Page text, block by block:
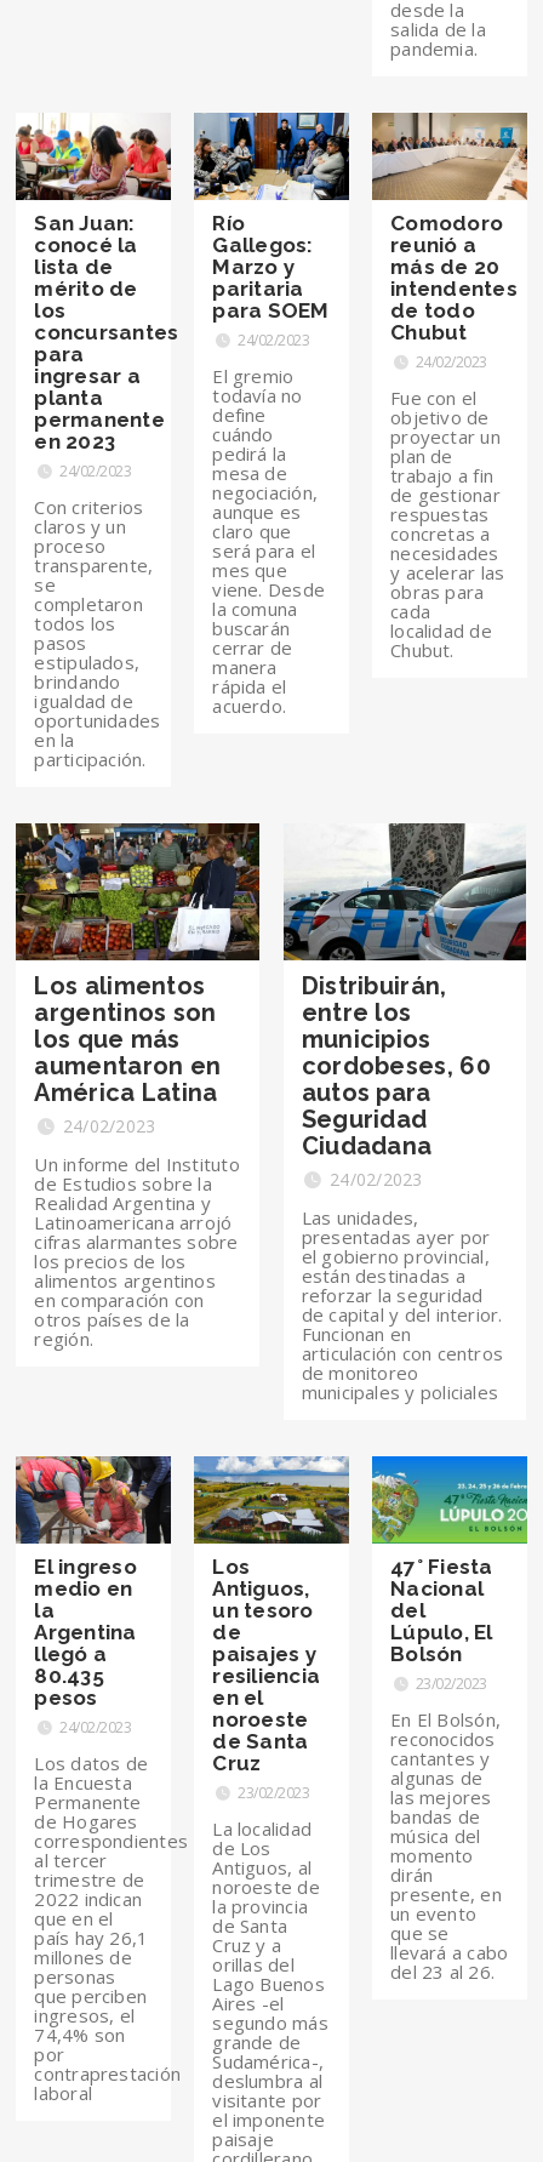
desde la
salida de la
pandemia.
San Juan:
conocé la
lista de
mérito de
los
concursantes
para
ingresar a
planta
permanente
en 2023
24/02/2023
Con criterios
claros y un
proceso
transparente,
se
completaron
todos los
pasos
estipulados,
brindando
igualdad de
oportunidades
en la
participación.
Río
Gallegos:
Marzo y
paritaria
para SOEM
24/02/2023
El gremio
todavía no
define
cuándo
pedirá la
mesa de
negociación,
aunque es
claro que
será para el
mes que
viene. Desde
la comuna
buscarán
cerrar de
manera
rápida el
acuerdo.
Comodoro
reunió a
más de 20
intendentes
de todo
Chubut
24/02/2023
Fue con el
objetivo de
proyectar un
plan de
trabajo a fin
de gestionar
respuestas
concretas a
necesidades
y acelerar las
obras para
cada
localidad de
Chubut.
Los alimentos
argentinos son
los que más
aumentaron en
América Latina
24/02/2023
Un informe del Instituto
de Estudios sobre la
Realidad Argentina y
Latinoamericana arrojó
cifras alarmantes sobre
los precios de los
alimentos argentinos
en comparación con
otros países de la
región.
Distribuirán,
entre los
municipios
cordobeses, 60
autos para
Seguridad
Ciudadana
24/02/2023
Las unidades,
presentadas ayer por
el gobierno provincial,
están destinadas a
reforzar la seguridad
de capital y del interior.
Funcionan en
articulación con centros
de monitoreo
municipales y policiales
El ingreso
medio en
la
Argentina
llegó a
80.435
pesos
24/02/2023
Los datos de
la Encuesta
Permanente
de Hogares
correspondientes
al tercer
trimestre de
2022 indican
que en el
país hay 26,1
millones de
personas
que perciben
ingresos, el
74,4% son
por
contraprestación
laboral
Los
Antiguos,
un tesoro
de
paisajes y
resiliencia
en el
noroeste
de Santa
Cruz
23/02/2023
La localidad
de Los
Antiguos, al
noroeste de
la provincia
de Santa
Cruz y a
orillas del
Lago Buenos
Aires -el
segundo más
grande de
Sudamérica-,
deslumbra al
visitante por
el imponente
paisaje
47° Fiesta
Nacional
del
Lúpulo, El
Bolsón
23/02/2023
En El Bolsón,
reconocidos
cantantes y
algunas de
las mejores
bandas de
música del
momento
dirán
presente, en
un evento
que se
llevará a cabo
del 23 al 26.